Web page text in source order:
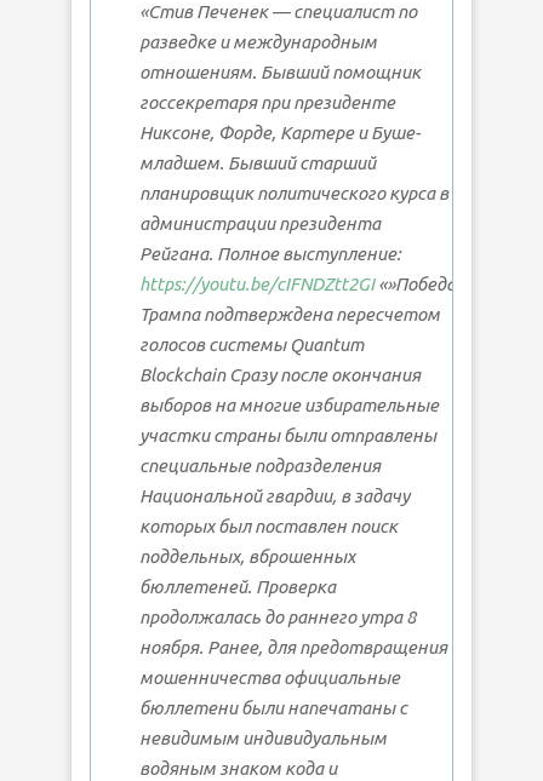
«Стив Печенек — специалист по
разведке и международным
отношениям. Бывший помощник
госсекретаря при президенте
Никсоне, Форде, Картере и Буше-
младшем. Бывший старший
планировщик политического курса в
администрации президента
Рейгана. Полное выступление:
https://youtu.be/cIFNDZtt2GI«»Победа
Трампа подтверждена пересчетом
голосов системы Quantum
Blockchain Сразу после окончания
выборов на многие избирательные
участки страны были отправлены
специальные подразделения
Национальной гвардии, в задачу
которых был поставлен поиск
поддельных, вброшенных
бюллетеней. Проверка
продолжалась до раннего утра 8
ноября. Ранее, для предотвращения
мошенничества официальные
бюллетени были напечатаны с
невидимым индивидуальным
водяным знаком кода и